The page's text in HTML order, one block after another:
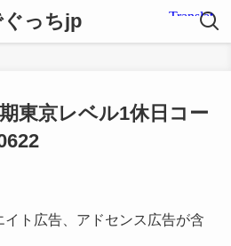
ぐっちjp
東京レベル1休日コー
ト広告、アドセンス広告が含